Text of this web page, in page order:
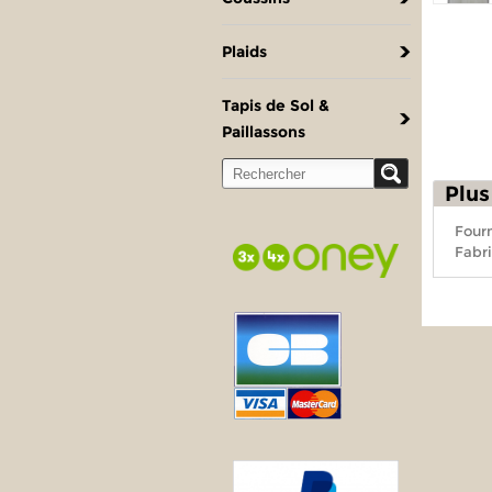
Plaids
Tapis de Sol &
Paillassons